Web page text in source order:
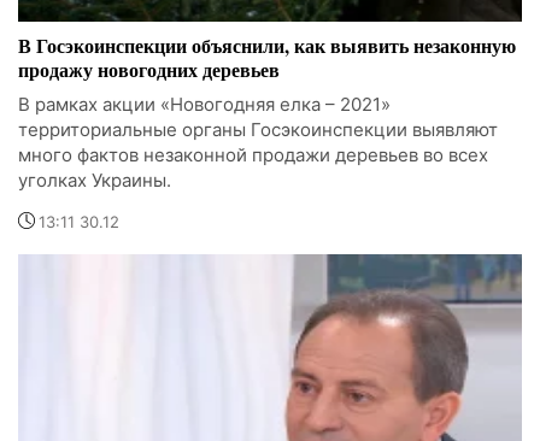
В Госэкоинспекции объяснили, как выявить незаконную
продажу новогодних деревьев
В рамках акции «Новогодняя елка – 2021»
территориальные органы Госэкоинспекции выявляют
много фактов незаконной продажи деревьев во всех
уголках Украины.
13:11 30.12